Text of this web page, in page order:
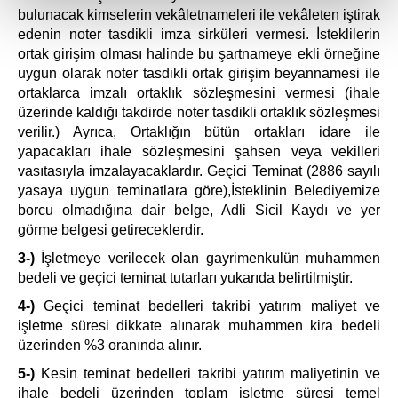
kalemimiz olduğunu sizlere hatırlatmak isteriz.
Her halükârda, kullanıcılar, bu çerezlere izin vermedikleri
takdirde, kullanıcılara hedefli reklamlar
gösterilmeyecektir."
Sizlere daha iyi bir hizmet sunabilmek için İnternet
Sitemizde kendimize ve üçüncü kişilere ait çerezler
kullanılmaktadır. Bu çerezler vasıtasıyla çeşitli kişisel
verileriniz işlenmekte olup gerekli olan çerezler bilgi
toplumu hizmetlerinin sunulması amacıyla
kullanılmaktadır. Diğer çerezler, sitemizin daha işlevsel
kılınması ve kişiselleştirilmesi ve sizlere yönelik
reklam/pazarlama faaliyetlerinin yapılması, amaçlarıyla
sınırlı olarak açık rızanız dahilinde kullanılacaktır.
Çerezlere ilişkin tercihlerinizi aşağıda yer alan panel
vasıtasıyla belirleyebilirsiniz. Çerezlere ilişkin detaylı bilgi
için Ayarlar butonuna tıklayabilir,Çerez Bilgilendirme
bulunacak kimselerin vekâletnameleri ile vekâleten iştirak
edenin noter tasdikli imza sirküleri vermesi. İsteklilerin
ortak girişim olması halinde bu şartnameye ekli örneğine
uygun olarak noter tasdikli ortak girişim beyannamesi ile
ortaklarca imzalı ortaklık sözleşmesini vermesi (ihale
üzerinde kaldığı takdirde noter tasdikli ortaklık sözleşmesi
verilir.) Ayrıca, Ortaklığın bütün ortakları idare ile
yapacakları ihale sözleşmesini şahsen veya vekilleri
vasıtasıyla imzalayacaklardır. Geçici Teminat (2886 sayılı
yasaya uygun teminatlara göre),İsteklinin Belediyemize
borcu olmadığına dair belge, Adli Sicil Kaydı ve yer
görme belgesi getireceklerdir.
3-) İşletmeye verilecek olan gayrimenkulün muhammen
bedeli ve geçici teminat tutarları yukarıda belirtilmiştir.
4-) Geçici teminat bedelleri takribi yatırım maliyet ve
işletme süresi dikkate alınarak muhammen kira bedeli
üzerinden %3 oranında alınır.
5-) Kesin teminat bedelleri takribi yatırım maliyetinin ve
ihale bedeli üzerinden toplam işletme süresi temel